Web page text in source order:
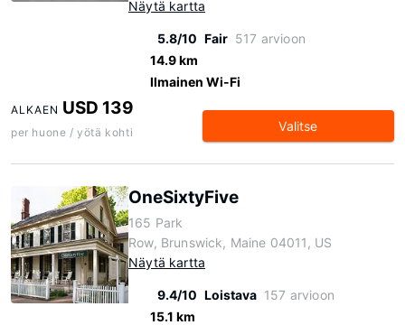
Näytä kartta
5.8/10 Fair 517 arvioon
14.9 km
Ilmainen Wi-Fi
ALKAEN USD 139
per huone / yötä kohti Valitse
OneSixtyFive
165 Park
Row, Brunswick, Maine 04011, US
Näytä kartta
9.4/10 Loistava 157 arvioon
15.1 km